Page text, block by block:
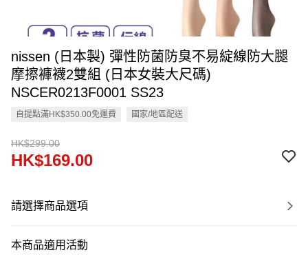
nissen (日本製) 彈性防菌防臭不易綻線防大腿
摩擦褲襪2雙組 (日本女裝大尺碼)
NSCER0213F0001 SS23
自提點滿HK$350.00免運費 國家/地區配送
HK$299.00
HK$169.00
請選擇商品選項
本商品適用活動